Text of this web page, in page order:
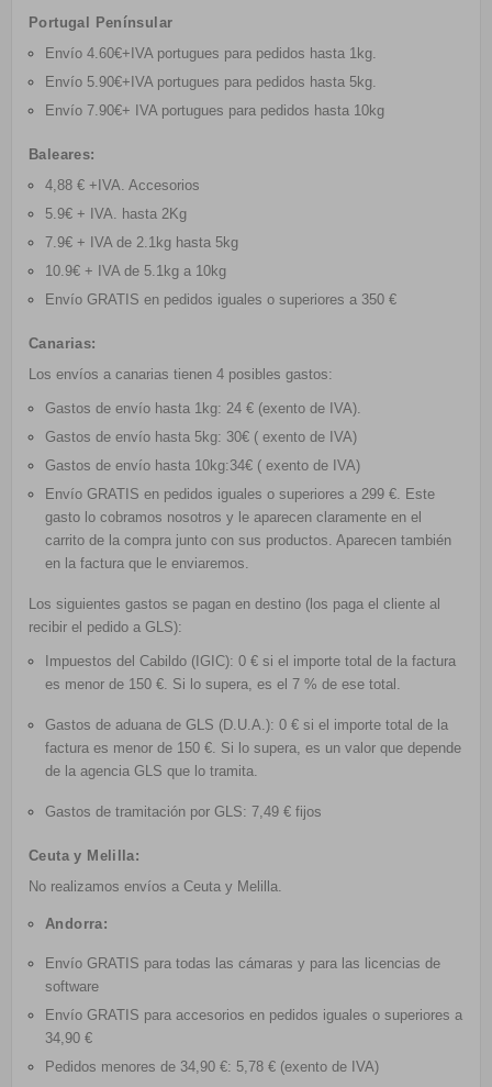
Portugal Penínsular
Envío 4.60€+IVA portugues para pedidos hasta 1kg.
Envío 5.90€+IVA portugues para pedidos hasta 5kg.
Envío 7.90€+ IVA portugues para pedidos hasta 10kg
Baleares:
4,88 € +IVA. Accesorios
5.9€ + IVA. hasta 2Kg
7.9€ + IVA de 2.1kg hasta 5kg
10.9€ + IVA de 5.1kg a 10kg
Envío GRATIS en pedidos iguales o superiores a 350 €
Canarias:
Los envíos a canarias tienen 4 posibles gastos:
Gastos de envío hasta 1kg: 24 € (exento de IVA).
Gastos de envío hasta 5kg: 30€ ( exento de IVA)
Gastos de envío hasta 10kg:34€ ( exento de IVA)
Envío GRATIS en pedidos iguales o superiores a 299 €. Este
gasto lo cobramos nosotros y le aparecen claramente en el
carrito de la compra junto con sus productos. Aparecen también
en la factura que le enviaremos.
Los siguientes gastos se pagan en destino (los paga el cliente al
recibir el pedido a GLS):
Impuestos del Cabildo (IGIC): 0 € si el importe total de la factura
es menor de 150 €. Si lo supera, es el 7 % de ese total.
Gastos de aduana de GLS (D.U.A.): 0 € si el importe total de la
factura es menor de 150 €. Si lo supera, es un valor que depende
de la agencia GLS que lo tramita.
Gastos de tramitación por GLS: 7,49 € fijos
Ceuta y Melilla:
No realizamos envíos a Ceuta y Melilla.
Andorra:
Envío GRATIS para todas las cámaras y para las licencias de
software
Envío GRATIS para accesorios en pedidos iguales o superiores a
34,90 €
Pedidos menores de 34,90 €: 5,78 € (exento de IVA)